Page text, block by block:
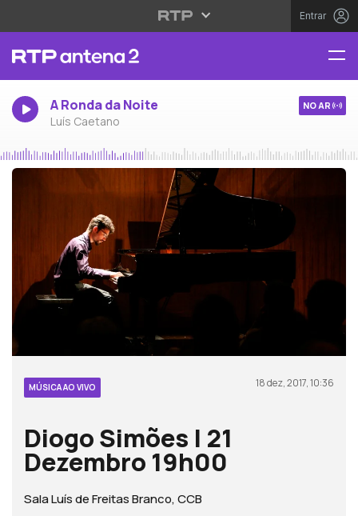
Entrar
A Ronda da Noite
Luís Caetano
NO AR
MÚSICA AO VIVO 18 dez, 2017, 10:36
Diogo Simões | 21
Dezembro 19h00
Sala Luís de Freitas Branco, CCB